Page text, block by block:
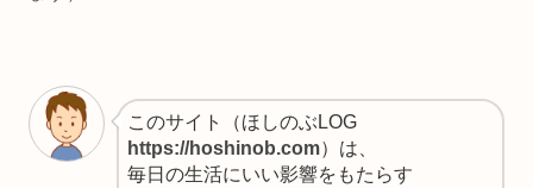
このサイト（ほしのぶLOG
https://hoshinob.com）は、
毎日の生活にいい影響をもたらす